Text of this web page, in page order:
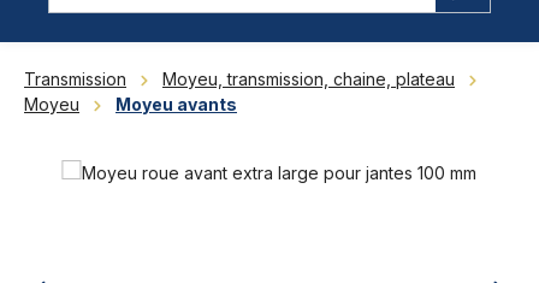
Transmission
Moyeu, transmission, chaine, plateau
Moyeu
Moyeu avants
Ignorer la galerie d'images